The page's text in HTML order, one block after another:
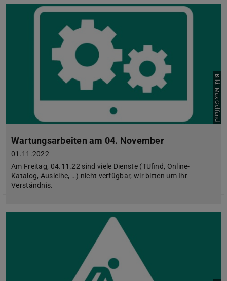
Bild: Max Gelfand
Wartungsarbeiten am 04. November
01.11.2022
Am Freitag, 04.11.22 sind viele Dienste (TUfind, Online-
Katalog, Ausleihe, …) nicht verfügbar, wir bitten um Ihr
Verständnis.